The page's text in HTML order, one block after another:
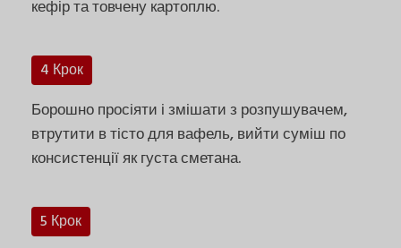
кефір та товчену картоплю.
4 Крок
Борошно просіяти і змішати з розпушувачем,
втрутити в тісто для вафель, вийти суміш по
консистенції як густа сметана.
5 Крок